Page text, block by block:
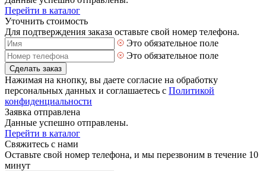
Перейти в каталог
Уточнить стоимость
Для подтверждения заказа оставьте свой номер телефона.
Это обязательное поле
Это обязательное поле
Сделать заказ
Нажимая на кнопку, вы даете согласие на обработку
персональных данных и соглашаетесь с Политикой
конфиденциальности
Заявка отправлена
Данные успешно отправлены.
Перейти в каталог
Свяжитесь с нами
Оставьте свой номер телефона, и мы перезвоним в течение 10
минут